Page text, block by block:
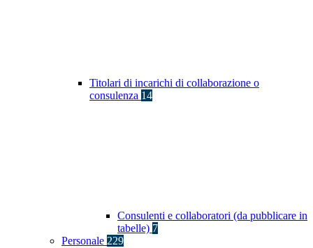
Titolari di incarichi di collaborazione o
consulenza 14
Consulenti e collaboratori (da pubblicare in
tabelle) 7
Personale 229